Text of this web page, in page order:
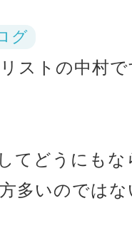
グ
ストの中村
てどうにも
多いのでは